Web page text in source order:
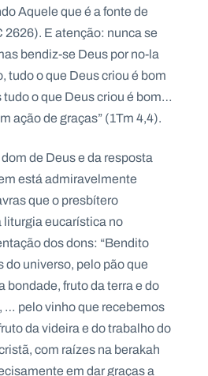
Aquele que é a fonte de
2626). E atenção: nunca se
bendiz-se Deus por no-la
tudo o que Deus criou é bom
o que Deus criou é bom…
ação de graças” (1Tm 4,4).
de Deus e da resposta
está admiravelmente
que o presbítero
liturgia eucarística no
dos dons: “Bendito
do universo, pelo pão que
bondade, fruto da terra e do
… pelo vinho que recebemos
da videira e do trabalho do
com raízes na berakah
em dar graças a